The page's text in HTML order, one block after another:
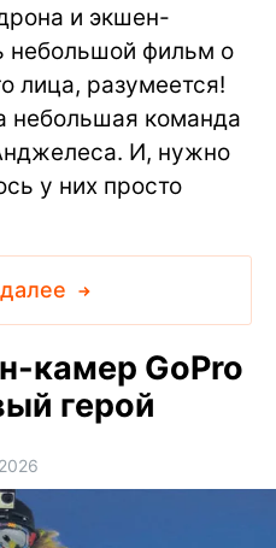
и экшен-
небольшой фильм о
лица, разумеется!
небольшая команда
И, нужно
у них просто
камер GoPro
герой